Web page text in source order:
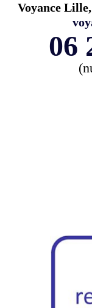
Voyance
06